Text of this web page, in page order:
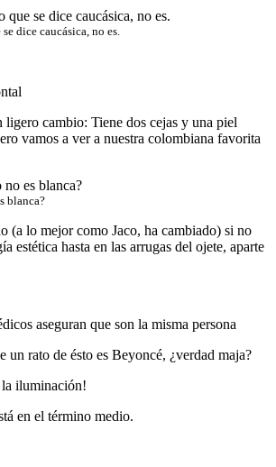
dice caucásica, no es.
ligero cambio: Tiene dos cejas y una piel
vamos a ver a nuestra colombiana favorita
blanca?
(a lo mejor como Jaco, ha cambiado) si no
estética hasta en las arrugas del ojete, aparte
aseguran que son la misma persona
un rato de ésto es Beyoncé, ¿verdad maja?
la iluminación!
en el término medio.